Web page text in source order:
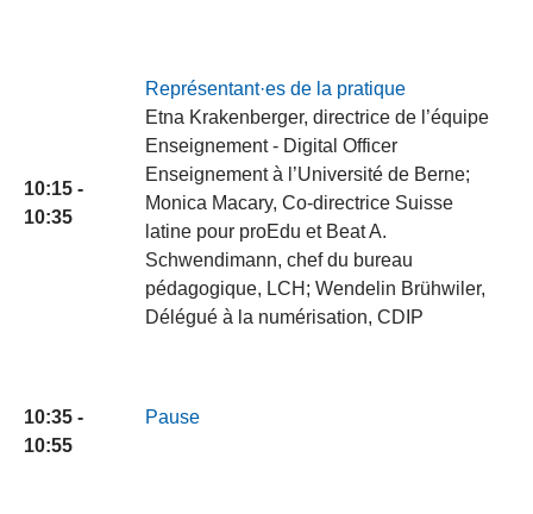
10:15 -
10:35
Représentant·es de la pratique
Etna Krakenberger, directrice de l’équipe
Enseignement - Digital Officer
Enseignement à l’Université de Berne;
Monica Macary, Co-directrice Suisse
latine pour proEdu et Beat A.
Schwendimann, chef du bureau
pédagogique, LCH; Wendelin Brühwiler,
Délégué à la numérisation, CDIP
10:35 -
10:55
Pause